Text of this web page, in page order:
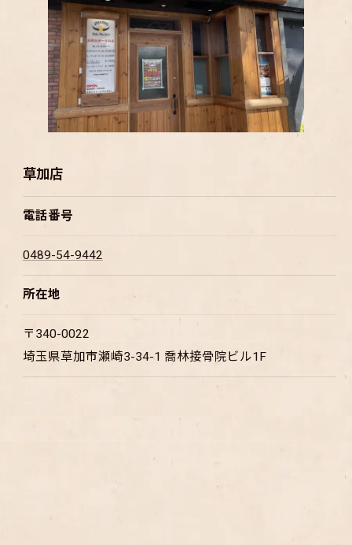
草加店
電話番号
0489-54-9442
所在地
〒340-0022
埼玉県草加市瀬崎3-34-1 喬林接骨院ビル1F